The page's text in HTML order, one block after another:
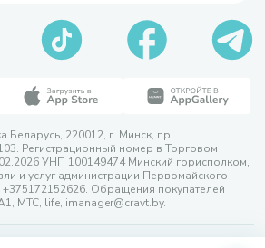
Беларусь, 220012, г. Минск, пр.
Регистрационный номер в Торговом
УНП 100149474 Минский горисполком,
и услуг администрации Первомайского
Обращения покупателей
МТС, life, imanager@cravt.by.